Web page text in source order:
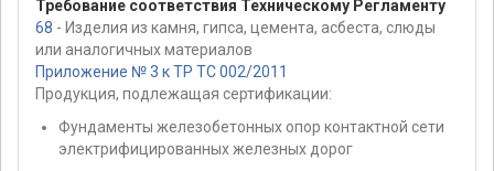
Требование соответствия Техническому Регламенту
68 - Изделия из камня, гипса, цемента, асбеста, слюды
или аналогичных материалов
Приложение № 3 к ТР ТС 002/2011
Продукция, подлежащая сертификации:
Фундаменты железобетонных опор контактной сети
электрифицированных железных дорог